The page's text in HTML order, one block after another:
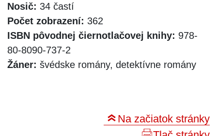
Nosič: 34 častí
Počet zobrazení: 362
ISBN pôvodnej čiernotlačovej knihy: 978-
80-8090-737-2
Žáner: švédske romány, detektívne romány
Na začiatok stránky